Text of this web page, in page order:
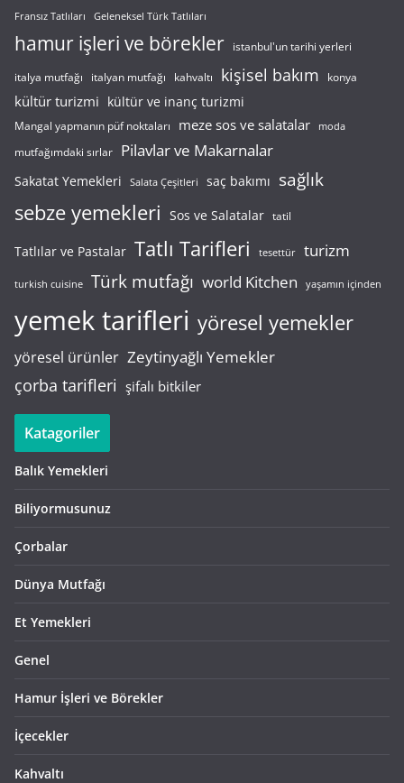
Fransız Tatlıları Geleneksel Türk Tatlıları
hamur işleri ve börekler istanbul'un tarihi yerleri
italya mutfağı italyan mutfağı kahvaltı kişisel bakım konya
kültür turizmi kültür ve inanç turizmi
Mangal yapmanın püf noktaları meze sos ve salatalar moda
mutfağımdaki sırlar Pilavlar ve Makarnalar
Sakatat Yemekleri Salata Çeşitleri saç bakımı sağlık
sebze yemekleri Sos ve Salatalar tatil
Tatlılar ve Pastalar Tatlı Tarifleri tesettür turizm
turkish cuisine Türk mutfağı world Kitchen yaşamın içinden
yemek tarifleri yöresel yemekler
yöresel ürünler Zeytinyağlı Yemekler
çorba tarifleri şifalı bitkiler
Katagoriler
Balık Yemekleri
Biliyormusunuz
Çorbalar
Dünya Mutfağı
Et Yemekleri
Genel
Hamur İşleri ve Börekler
İçecekler
Kahvaltı